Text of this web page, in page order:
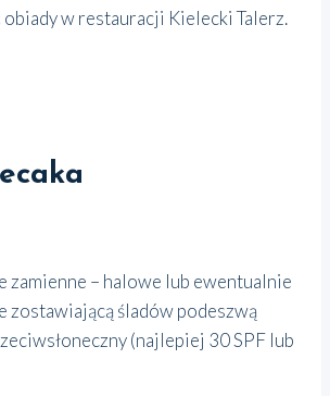
obiady w restauracji Kielecki Talerz.
zamienne – halowe lub ewentualnie
zostawiającą śladów podeszwą
(najlepiej 30 SPF lub